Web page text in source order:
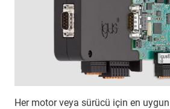
Her motor veya sürücü için en